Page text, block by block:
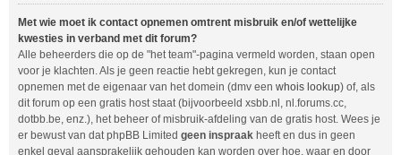
Met wie moet ik contact opnemen omtrent misbruik en/of wettelijke
kwesties in verband met dit forum?
Alle beheerders die op de "het team"-pagina vermeld worden, staan open
voor je klachten. Als je geen reactie hebt gekregen, kun je contact
opnemen met de eigenaar van het domein (dmv een whois lookup) of, als
dit forum op een gratis host staat (bijvoorbeeld xsbb.nl, nl.forums.cc,
dotbb.be, enz.), het beheer of misbruik-afdeling van de gratis host. Wees je
er bewust van dat phpBB Limited geen inspraak heeft en dus in geen
enkel geval aansprakelijk gehouden kan worden over hoe, waar en door